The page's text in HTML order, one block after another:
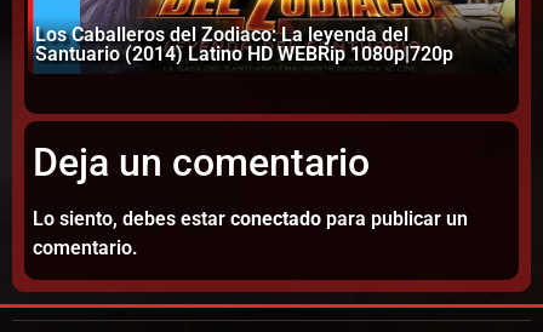
Los Caballeros del Zodiaco: La leyenda del
Santuario (2014) Latino HD WEBRip 1080p|720p
Deja un comentario
Lo siento, debes estar conectado para publicar un
comentario.